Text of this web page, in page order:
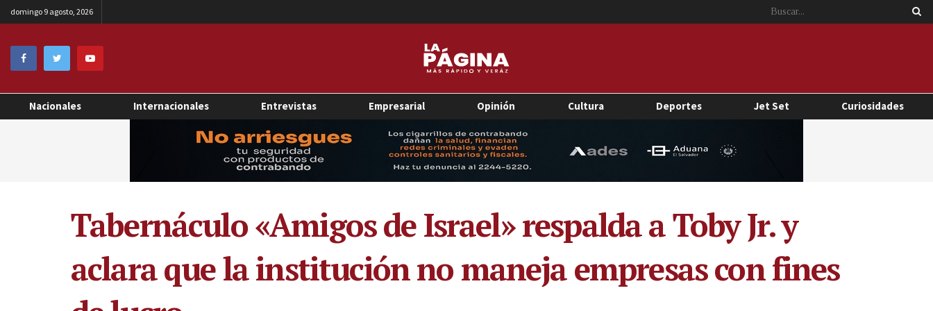
domingo 9 agosto, 2026
Nacionales Internacionales Entrevistas Empresarial Opinión Cultura Deportes Jet Set Curiosidades
Tabernáculo «Amigos de Israel» respalda a Toby Jr. y
aclara que la institución no maneja empresas con fines